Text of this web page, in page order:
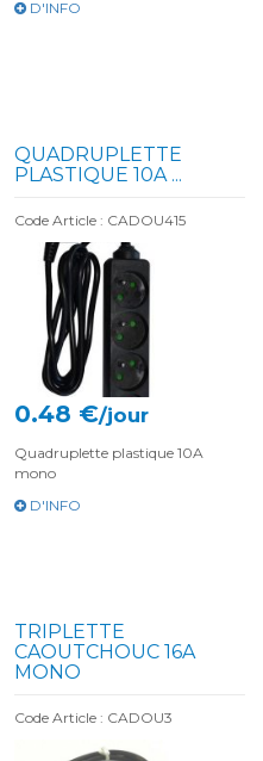
D'INFO
QUADRUPLETTE
PLASTIQUE 10A ...
Code Article : CADOU415
0.48 €/jour
Quadruplette plastique 10A
mono
D'INFO
TRIPLETTE
CAOUTCHOUC 16A
MONO
Code Article : CADOU3